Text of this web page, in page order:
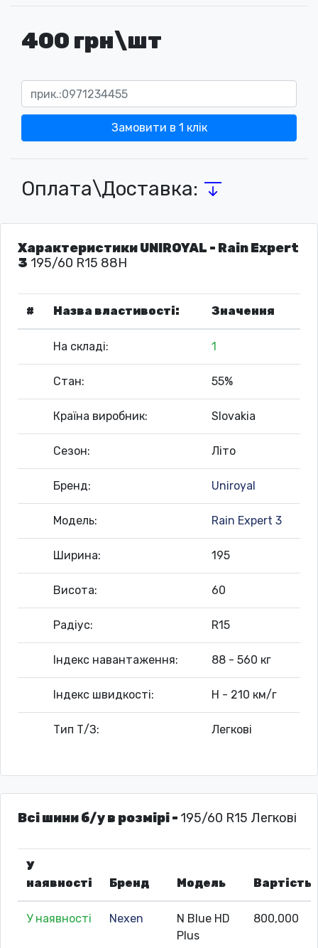
400 грн\шт
Замовити в 1 клік
Оплата\Доставка:
Характеристики UNIROYAL - Rain Expert
3 195/60 R15 88H
# Назва властивості: Значення
На складі: 1
Стан: 55%
Країна виробник: Slovakia
Сезон: Літо
Бренд: Uniroyal
Модель: Rain Expert 3
Ширина: 195
Висота: 60
Радіус: R15
Індекс навантаження: 88 - 560 кг
Індекс швидкості: H - 210 км/г
Тип Т/З: Легкові
Всі шини б/у в розмірі - 195/60 R15 Легкові
У
наявності
Бренд Модель Вартість
У наявності Nexen
N Blue HD
Plus
800,000